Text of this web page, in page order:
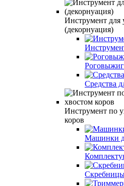
Инструмент для
(декорнуация)
Средства
Инструмент по
коров
Машинки